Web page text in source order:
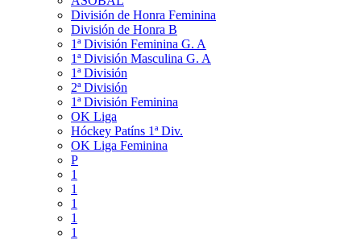
División de Honra Feminina
División de Honra B
1ª División Feminina G. A
1ª División Masculina G. A
1ª División
2ª División
1ª División Feminina
OK Liga
Hóckey Patíns 1ª Div.
OK Liga Feminina
P
1
1
1
1
1